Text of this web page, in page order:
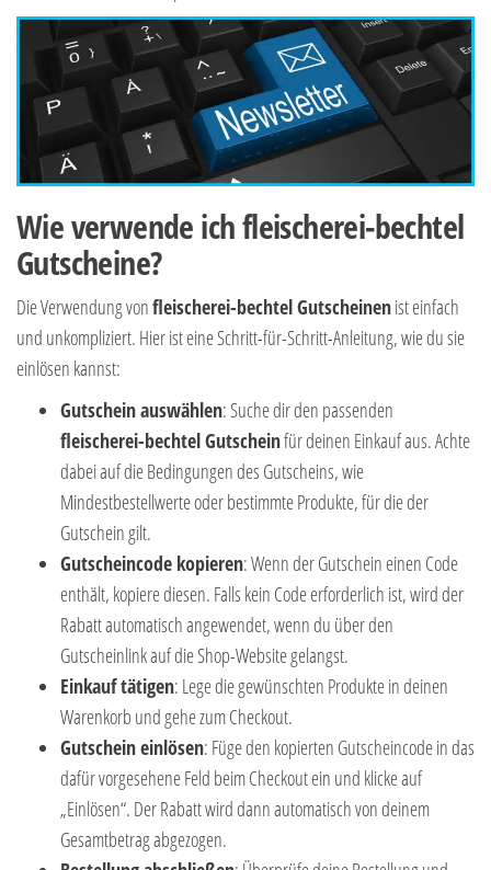
Wie verwende ich fleischerei-bechtel
Gutscheine?
Die Verwendung vonfleischerei-bechtel Gutscheinenist einfach
und unkompliziert. Hier ist eine Schritt-für-Schritt-Anleitung, wie du sie
einlösen kannst:
Gutschein auswählen: Suche dir den passenden
fleischerei-bechtel Gutscheinfür deinen Einkauf aus. Achte
dabei auf die Bedingungen des Gutscheins, wie
Mindestbestellwerte oder bestimmte Produkte, für die der
Gutschein gilt.
Gutscheincode kopieren: Wenn der Gutschein einen Code
enthält, kopiere diesen. Falls kein Code erforderlich ist, wird der
Rabatt automatisch angewendet, wenn du über den
Gutscheinlink auf die Shop-Website gelangst.
Einkauf tätigen: Lege die gewünschten Produkte in deinen
Warenkorb und gehe zum Checkout.
Gutschein einlösen: Füge den kopierten Gutscheincode in das
dafür vorgesehene Feld beim Checkout ein und klicke auf
„Einlösen“. Der Rabatt wird dann automatisch von deinem
Gesamtbetrag abgezogen.